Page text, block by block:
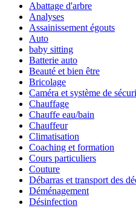
Abattage d'arbre
Analyses
Assainissement égouts
Auto
baby sitting
Batterie auto
Beauté et bien être
Bricolage
Caméra et système de
Chauffage
Chauffe eau/bain
Chauffeur
Climatisation
Coaching et formation
Cours particuliers
Couture
Débarras et transport des
Déménagement
Désinfection